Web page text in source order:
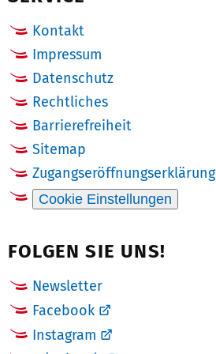
Kontakt
Impressum
Datenschutz
Rechtliches
Barrierefreiheit
Sitemap
Zugangseröffnungserklärung
Cookie Einstellungen
FOLGEN SIE UNS!
Newsletter
Facebook
Instagram